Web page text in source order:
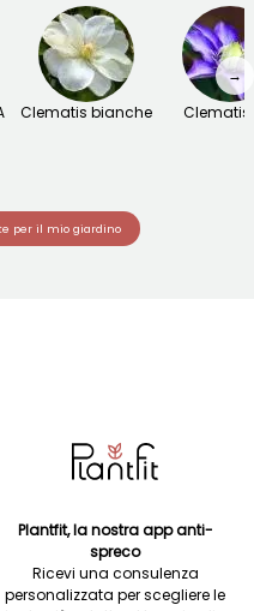
Clematis bianche Clematis
→
per il mio giardino
Plantfit, la nostra app anti-
spreco
Ricevi una consulenza
personalizzata per scegliere le